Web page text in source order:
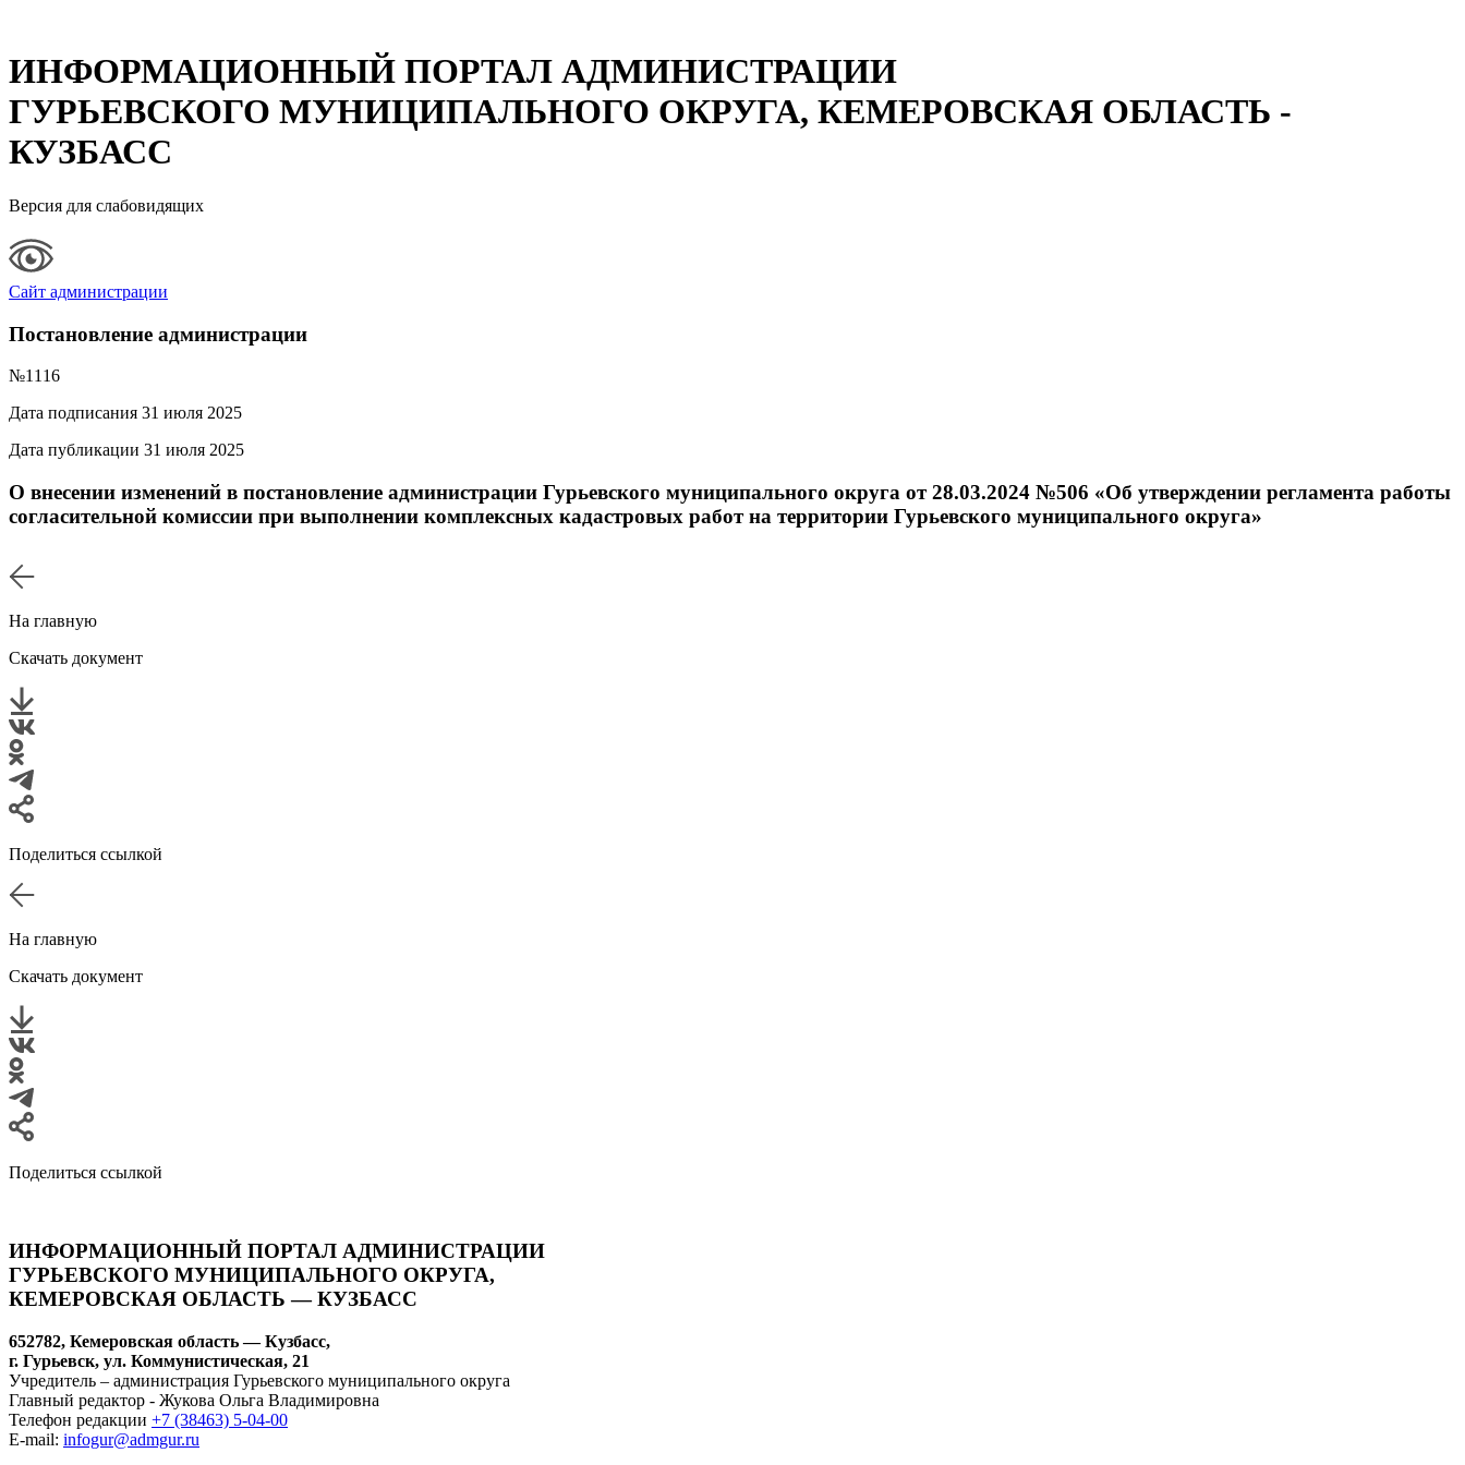
ИНФОРМАЦИОННЫЙ ПОРТАЛ АДМИНИСТРАЦИИ
ГУРЬЕВСКОГО МУНИЦИПАЛЬНОГО ОКРУГА, КЕМЕРОВСКАЯ ОБЛАСТЬ -
КУЗБАСС
Версия для слабовидящих
Сайт администрации
Постановление администрации
№1116
Дата подписания 31 июля 2025
Дата публикации 31 июля 2025
О внесении изменений в постановление администрации Гурьевского муниципального округа от 28.03.2024 №506 «Об утверждении регламента работы
согласительной комиссии при выполнении комплексных кадастровых работ на территории Гурьевского муниципального округа»
На главную
Скачать документ
Поделиться ссылкой
На главную
Скачать документ
Поделиться ссылкой
ИНФОРМАЦИОННЫЙ ПОРТАЛ АДМИНИСТРАЦИИ
ГУРЬЕВСКОГО МУНИЦИПАЛЬНОГО ОКРУГА,
КЕМЕРОВСКАЯ ОБЛАСТЬ — КУЗБАСС
652782, Кемеровская область — Кузбасс,
г. Гурьевск, ул. Коммунистическая, 21
Учредитель – администрация Гурьевского муниципального округа
Главный редактор - Жукова Ольга Владимировна
Телефон редакции +7 (38463) 5-04-00
E-mail: infogur@admgur.ru